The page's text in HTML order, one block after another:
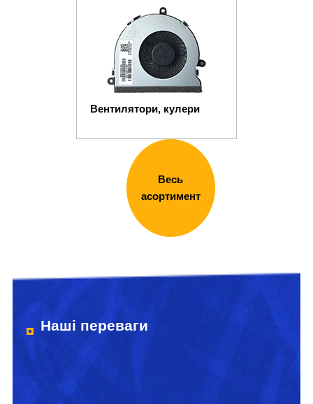
Вентилятори, кулери
Весь
асортимент
Наші переваги